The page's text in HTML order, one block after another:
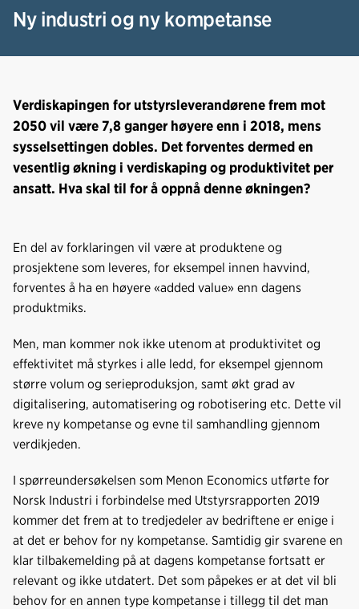
Ny industri og ny kompetanse
Verdiskapingen for utstyrsleverandørene frem mot
2050 vil være 7,8 ganger høyere enn i 2018, mens
sysselsettingen dobles. Det forventes dermed en
vesentlig økning i verdiskaping og produktivitet per
ansatt. Hva skal til for å oppnå denne økningen?
En del av forklaringen vil være at produktene og
prosjektene som leveres, for eksempel innen havvind,
forventes å ha en høyere «added value» enn dagens
produktmiks.
Men, man kommer nok ikke utenom at produktivitet og
effektivitet må styrkes i alle ledd, for eksempel gjennom
større volum og serieproduksjon, samt økt grad av
digitalisering, automatisering og robotisering etc. Dette vil
kreve ny kompetanse og evne til samhandling gjennom
verdikjeden.
I spørreundersøkelsen som Menon Economics utførte for
Norsk Industri i forbindelse med Utstyrsrapporten 2019
kommer det frem at to tredjedeler av bedriftene er enige i
at det er behov for ny kompetanse. Samtidig gir svarene en
klar tilbakemelding på at dagens kompetanse fortsatt er
relevant og ikke utdatert. Det som påpekes er at det vil bli
behov for en annen type kompetanse i tillegg til det man